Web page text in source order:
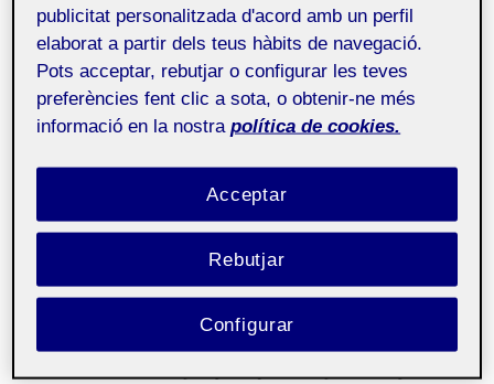
¡Ah sí, y… divertirme!
PhysicsJS
Las directrices de la segunda práctica en la asignatura
Jasper Palfree
uso de colisiones, gravedad y comportamiento de
elementos en un entorno: fricciones, aceleraciones,
Para entender la librería y hacerse con sus elementos
se nos propuso modificar algunos de los ejemplos que
el propio autor expone en su web como tutorial de la
publicitat personalitzada d'acord amb un perfil
elaborat a partir dels teus hàbits de navegació.
Pots acceptar, rebutjar o configurar les teves
preferències fent clic a sota, o obtenir-ne més
informació en la nostra política de cookies.
Rebutjar
Acceptar
Configurar